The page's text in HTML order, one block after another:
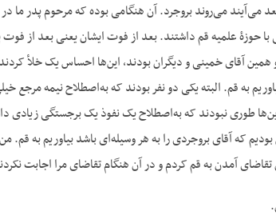
می‌روند بروجرد. آن هنگامی بوده که مرحوم پدر ما
با حوزۀ علمیه قم داشتند. بعد از فوت ایشان یعنی بعد از
همین آقای خمینی و دیگران بودند، این‌ها احساس یک خلأ
به قم. البته یکی دو نفر بودند که به‌اصطلاح نیمه
طوری نبودند که به‌اصطلاح یک نفوذ یک برجستگی زیادی
که آقای بروجردی را به هر وسیله‌ای باشد بیاوریم به
تقاضای آمدن به قم کردم و در آن هنگام تقاضای مرا اجابت